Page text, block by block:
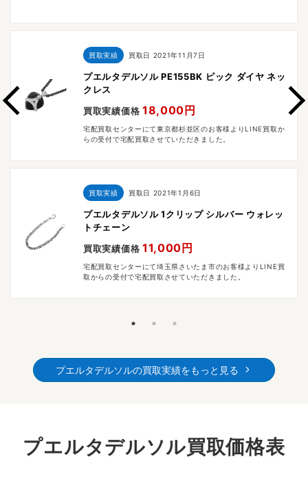
買取実績 買取日 2021年11月7日
プエルタデルソル PE155BK ピック ダイヤ ネッ
クレス
買取実績価格 18,000円
宅配買取センターにて東京都杉並区のお客様よりLINE買取か
らの受付で宅配買取させていただきました。
買取実績 買取日 2021年1月6日
プエルタデルソル 1クリップ シルバー ウォレッ
トチェーン
買取実績価格 11,000円
宅配買取センターにて埼玉県さいたま市のお客様よりLINE買
取からの受付で宅配買取させていただきました。
プエルタデルソルの買取実績をもっと見る
プエルタデルソル買取価格表